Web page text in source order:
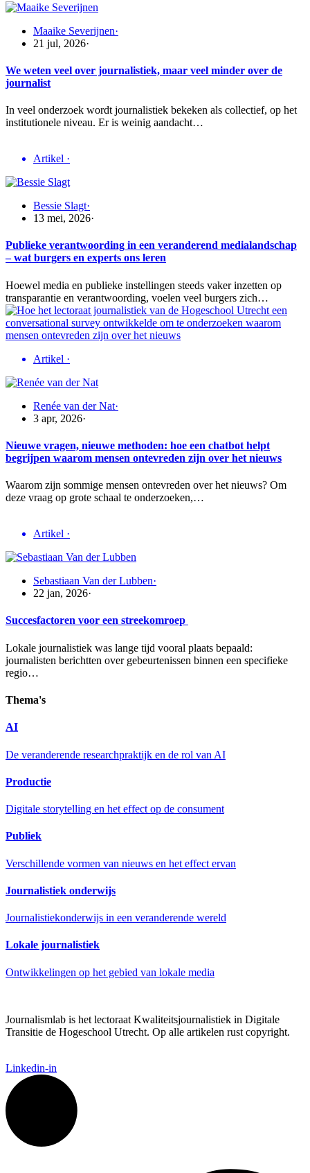
Maaike Severijnen·
21 jul, 2026·
We weten veel over journalistiek, maar veel minder over de
journalist
In veel onderzoek wordt journalistiek bekeken als collectief, op het
institutionele niveau. Er is weinig aandacht…
Artikel ·
Bessie Slagt·
13 mei, 2026·
Publieke verantwoording in een veranderend medialandschap
– wat burgers en experts ons leren
Hoewel media en publieke instellingen steeds vaker inzetten op
transparantie en verantwoording, voelen veel burgers zich…
Artikel ·
Renée van der Nat·
3 apr, 2026·
Nieuwe vragen, nieuwe methoden: hoe een chatbot helpt
begrijpen waarom mensen ontevreden zijn over het nieuws
Waarom zijn sommige mensen ontevreden over het nieuws? Om
deze vraag op grote schaal te onderzoeken,…
Artikel ·
Sebastiaan Van der Lubben·
22 jan, 2026·
Succesfactoren voor een streekomroep
Lokale journalistiek was lange tijd vooral plaats bepaald:
journalisten berichtten over gebeurtenissen binnen een specifieke
regio…
Thema's
AI
De veranderende researchpraktijk en de rol van AI
Productie
Digitale storytelling en het effect op de consument
Publiek
Verschillende vormen van nieuws en het effect ervan
Journalistiek onderwijs
Journalistiekonderwijs in een veranderende wereld
Lokale journalistiek
Ontwikkelingen op het gebied van lokale media
Journalismlab is het lectoraat Kwaliteitsjournalistiek in Digitale
Transitie de Hogeschool Utrecht. Op alle artikelen rust copyright.
Linkedin-in